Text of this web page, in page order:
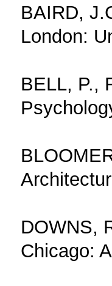
BAIRD,
London:
BELL, P.,
DOWNS,
Chicago: